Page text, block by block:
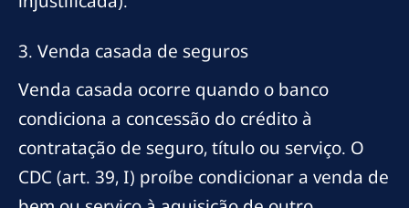
3. Venda casada de seguros
Venda casada ocorre quando o banco
condiciona a concessão do crédito à
contratação de seguro, título ou serviço. O
CDC (art. 39, I) proíbe condicionar a venda de